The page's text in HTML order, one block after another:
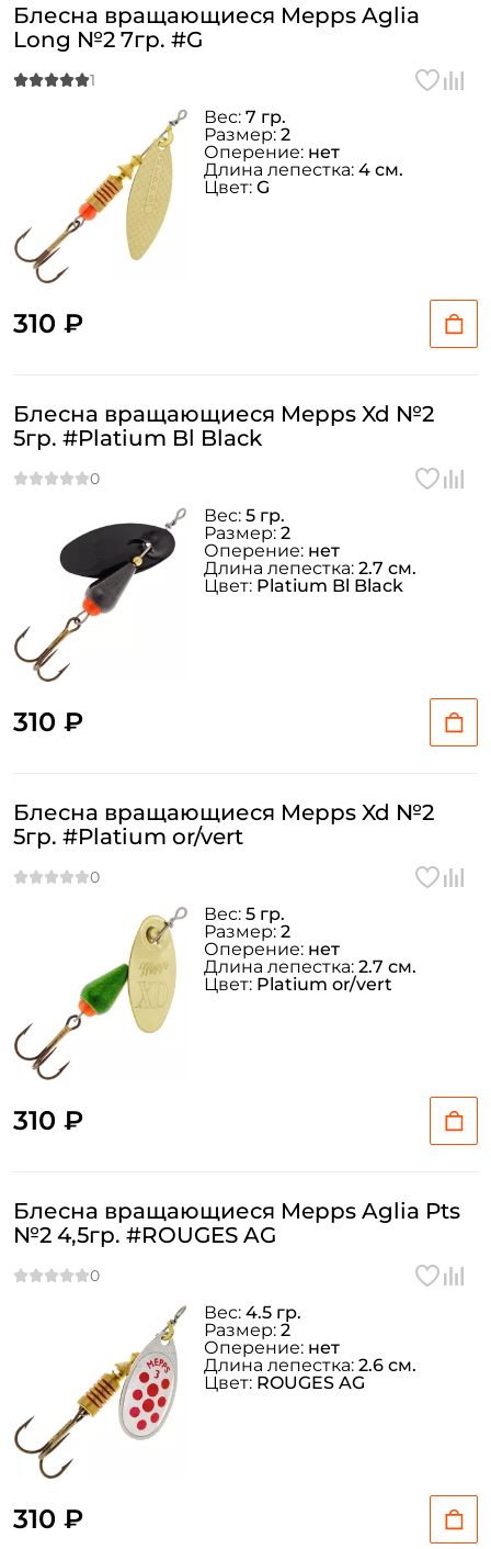
Блесна вращающиеся Mepps Aglia
Long №2 7гр. #G
310 ₽
Вес: 7 гр.
Размер: 2
Оперение: нет
Длина лепестка: 4 см.
Цвет: G
Блесна вращающиеся Mepps Xd №2
5гр. #Platium Bl Black
310 ₽
Вес: 5 гр.
Размер: 2
Оперение: нет
Длина лепестка: 2.7 см.
Цвет: Platium Bl Black
Блесна вращающиеся Mepps Xd №2
5гр. #Platium or/vert
310 ₽
Вес: 5 гр.
Размер: 2
Оперение: нет
Длина лепестка: 2.7 см.
Цвет: Platium or/vert
Блесна вращающиеся Mepps Aglia Pts
№2 4,5гр. #ROUGES AG
310 ₽
Вес: 4.5 гр.
Размер: 2
Оперение: нет
Длина лепестка: 2.6 см.
Цвет: ROUGES AG